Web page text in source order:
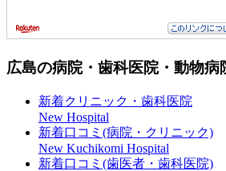
広島の病院・歯科医院・動物病
新着クリニック・歯科医院
New Hospital
新着口コミ(病院・クリニック)
New Kuchikomi Hospital
新着口コミ(歯医者・歯科医院)